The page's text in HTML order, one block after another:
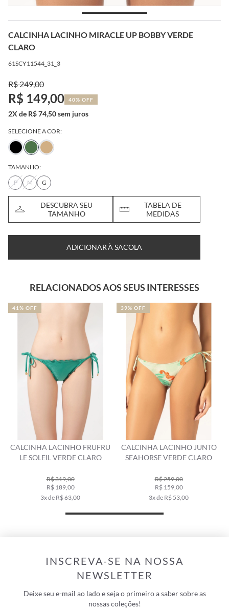
CALCINHA LACINHO MIRACLE UP BOBBY VERDE
CLARO
61SCY11544_31_3
R$ 249,00
R$ 149,00 40% OFF
2X de R$ 74,50 sem juros
SELECIONE A COR:
TAMANHO:
P
M G
DESCUBRA SEU
TAMANHO
TABELA DE
MEDIDAS
ADICIONAR À SACOLA
RELACIONADOS AOS SEUS INTERESSES
CALCINHA LACINHO FRUFRU
LE SOLEIL VERDE CLARO
R$ 319,00
R$ 189,00
3x de R$ 63,00
41% OFF
CALCINHA LACINHO JUNTO
SEAHORSE VERDE CLARO
R$ 259,00
R$ 159,00
3x de R$ 53,00
39% OFF
INSCREVA-SE NA NOSSA
NEWSLETTER
Deixe seu e-mail ao lado e seja o primeiro a saber sobre as
nossas coleções!